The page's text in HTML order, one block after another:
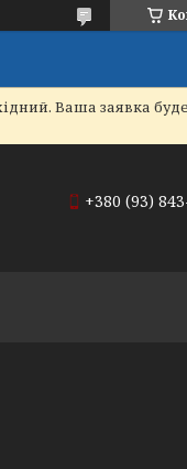
Ваша заявка
+380 (93)